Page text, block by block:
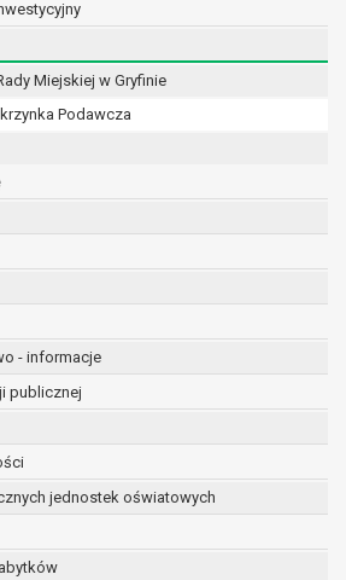
Miejskiej w Gryfinie
Podawcza
- informacje
publicznej
jednostek oświatowych
upoważnionym odbiorcom lub
danych osobowych.
być:
które przetwarzają dane
w imieniu administratora na
upoważnione do odbioru danych
prawa.
osobowe będą przetwarzane
do realizacji celu dla jakiego
oraz zgodnie z terminami
przez przepisy prawa
dane osobowe przetwarzane są
osoby, której dane dotyczą
odbywa się do czasu wycofania tej
dane osobowe przetwarzane są
i realizacji umowy przetwarzanie